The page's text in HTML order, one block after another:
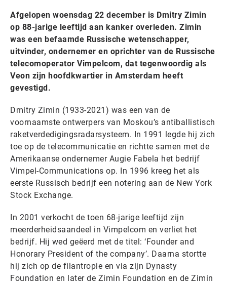
Afgelopen woensdag 22 december is Dmitry Zimin
op 88-jarige leeftijd aan kanker overleden. Zimin
was een befaamde Russische wetenschapper,
uitvinder, ondernemer en oprichter van de Russische
telecomoperator Vimpelcom, dat tegenwoordig als
Veon zijn hoofdkwartier in Amsterdam heeft
gevestigd.
Dmitry Zimin (1933-2021) was een van de
voornaamste ontwerpers van Moskou’s antiballistisch
raketverdedigingsradarsysteem. In 1991 legde hij zich
toe op de telecommunicatie en richtte samen met de
Amerikaanse ondernemer Augie Fabela het bedrijf
Vimpel-Communications op. In 1996 kreeg het als
eerste Russisch bedrijf een notering aan de New York
Stock Exchange.
In 2001 verkocht de toen 68-jarige leeftijd zijn
meerderheidsaandeel in Vimpelcom en verliet het
bedrijf. Hij wed geëerd met de titel: ‘Founder and
Honorary President of the company’. Daarna stortte
hij zich op de filantropie en via zijn Dynasty
Foundation en later de Zimin Foundation en de Zimin